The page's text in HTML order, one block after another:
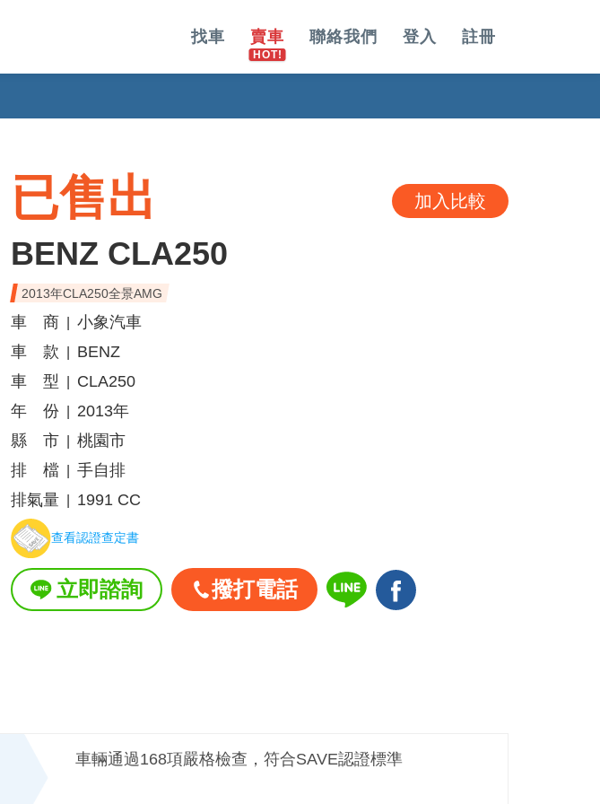
找車 賣車 聯絡我們 登入 註冊
已售出 加入比較
BENZ CLA250
2013年CLA250全景AMG
車 商
小象汽車
車 款
BENZ
車 型
CLA250
年 份
2013年
縣 市
桃園市
排 檔
手自排
排氣量
1991 CC
查看認證查定書
立即諮詢 撥打電話
車輛通過168項嚴格檢查，符合SAVE認證標準